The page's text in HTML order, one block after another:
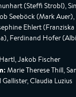
(Steffi Strobl),
Seeböck (Mark
Ehlert
Ferdinand Hofer
Jakob Fischer
Marie Therese Thill,
Claudia Luzius